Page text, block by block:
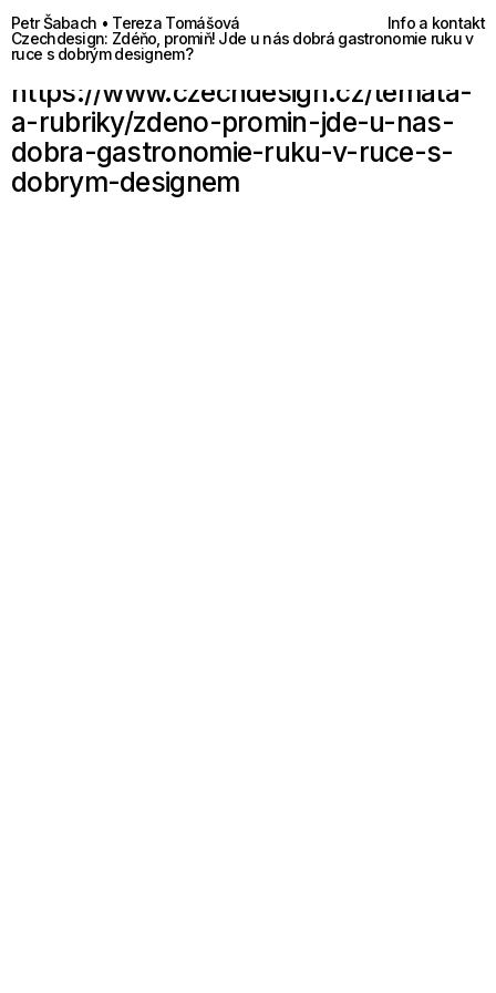
Petr Šabach • Tereza Tomášová
Info a kontakt
Czechdesign: Zdéňo, promiň! Jde u nás dobrá gastronomie ruku v
ruce s dobrým designem?
https://www.czechdesign.cz/temata-
a-rubriky/zdeno-promin-jde-u-nas-
dobra-gastronomie-ruku-v-ruce-s-
dobrym-designem